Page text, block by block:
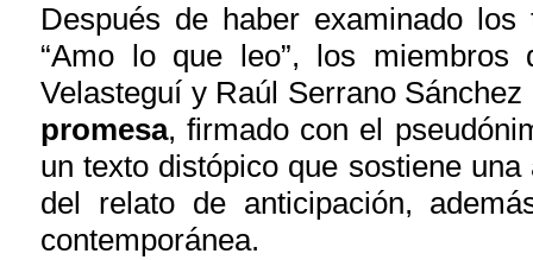
Después de haber examinado
“Amo lo que leo”, los miembros
Velasteguí y Raúl Serrano
promesa, firmado con el
un texto distópico que sostiene
del relato de anticipación,
contemporánea.